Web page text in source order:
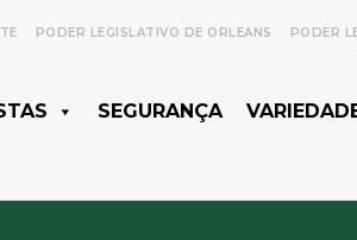
PODER LEGISLATIVO DE ORLEANS
PODER
SEGURANÇA